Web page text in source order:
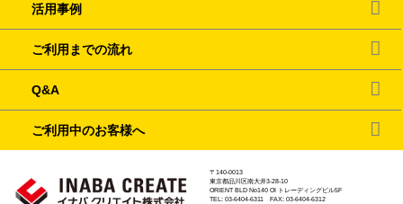
活用事例
ご利用までの流れ
Q&A
ご利用中のお客様へ
〒140-0013
東京都品川区南大井3-28-10
ORIENT BLD No140 OI トレーディングビル5F
TEL: 03-6404-6311 FAX: 03-6404-6312